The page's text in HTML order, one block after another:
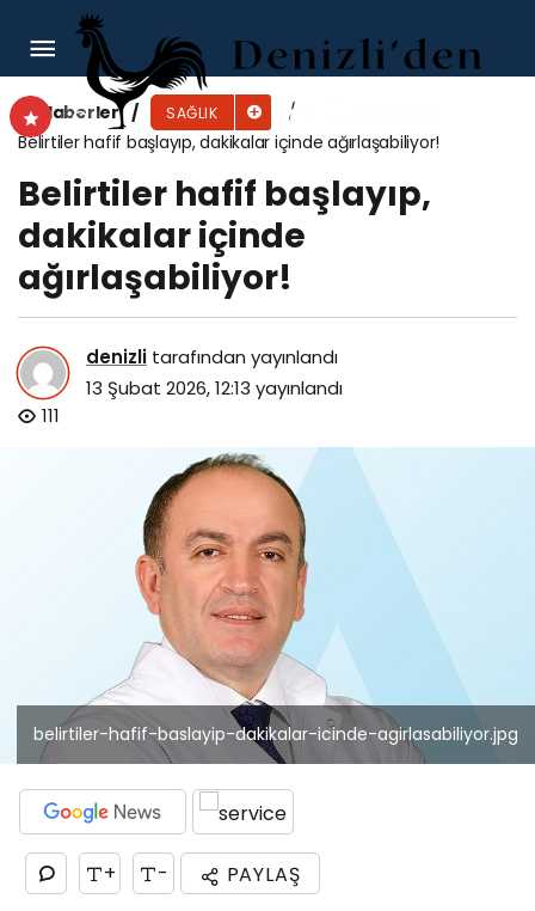
Haberler SAĞLIK
Belirtiler hafif başlayıp, dakikalar içinde ağırlaşabiliyor!
Belirtiler hafif başlayıp,
dakikalar içinde
ağırlaşabiliyor!
denizli tarafından yayınlandı
13 Şubat 2026, 12:13 yayınlandı
111
belirtiler-hafif-baslayip-dakikalar-icinde-agirlasabiliyor.jpg
+ - PAYLAŞ
Gonca’da atılan ilk adım, minik Demir’e umut
oldu